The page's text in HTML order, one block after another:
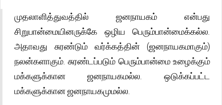
முதலாளித்துவத்தில் ஜனநாயகம் என்பது
சிறுபான்மையினருக்கே ஒழிய பெரும்பான்மைக்கல்ல.
அதாவது சுரண்டும் வர்க்கத்தின் (ஜனநாயகமாகும்)
நலன்களாகும். சுரண்டப்படும் பெரும்பான்மை உழைக்கும்
மக்களுக்கான ஜனநாயகமல்ல. ஒடுக்கப்பட்ட
மக்களுக்கான ஜனநாயகமுமல்ல.